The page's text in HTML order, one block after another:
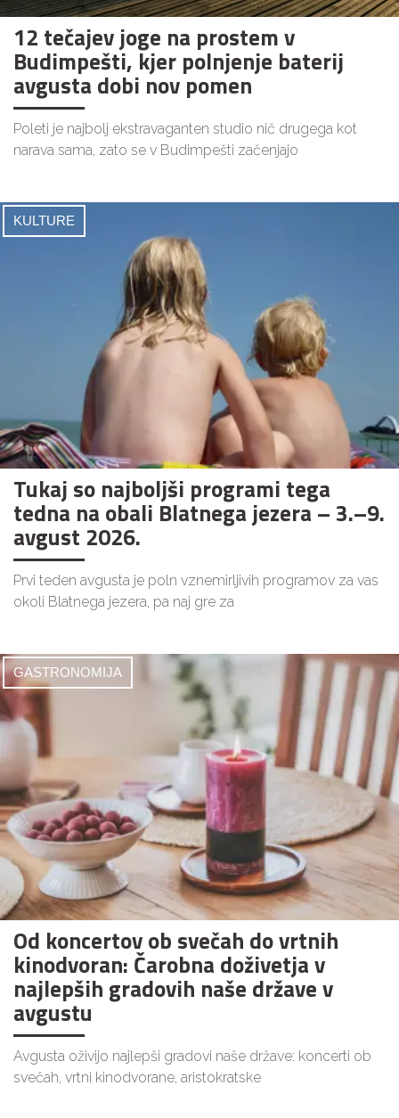
12 tečajev joge na prostem v
Budimpešti, kjer polnjenje baterij
avgusta dobi nov pomen
Poleti je najbolj ekstravaganten studio nič drugega kot
narava sama, zato se v Budimpešti začenjajo
KULTURE
Tukaj so najboljši programi tega
tedna na obali Blatnega jezera – 3.–9.
avgust 2026.
Prvi teden avgusta je poln vznemirljivih programov za vas
okoli Blatnega jezera, pa naj gre za
GASTRONOMIJA
Od koncertov ob svečah do vrtnih
kinodvoran: Čarobna doživetja v
najlepših gradovih naše države v
avgustu
Avgusta oživijo najlepši gradovi naše države: koncerti ob
svečah, vrtni kinodvorane, aristokratske